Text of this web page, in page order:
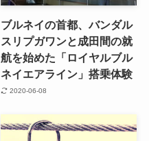
ブルネイの首都、バンダル
スリプガワンと成田間の就
航を始めた「ロイヤルブル
ネイエアライン」搭乗体験
2020-06-08